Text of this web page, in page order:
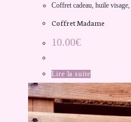
Coffret cadeau, huile visage,
Coffret Madame
10.00€
Lire la suite